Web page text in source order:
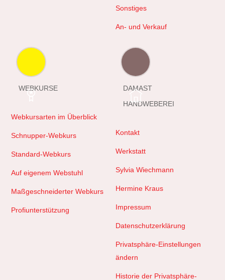
Sonstiges
An- und Verkauf
WEBKURSE
Webkursarten im Überblick
Schnupper-Webkurs
Standard-Webkurs
Auf eigenem Webstuhl
Maßgeschneiderter Webkurs
Profiunterstützung
DAMAST
HANDWEBEREI
Kontakt
Werkstatt
Sylvia Wiechmann
Hermine Kraus
Impressum
Datenschutzerklärung
Privatsphäre-Einstellungen
ändern
Historie der Privatsphäre-